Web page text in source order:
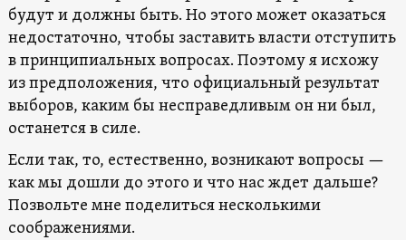
будут и должны быть. Но этого может оказаться
недостаточно, чтобы заставить власти отступить
в принципиальных вопросах. Поэтому я исхожу
из предположения, что официальный результат
выборов, каким бы несправедливым он ни был,
останется в силе.
Если так, то, естественно, возникают вопросы —
как мы дошли до этого и что нас ждет дальше?
Позвольте мне поделиться несколькими
соображениями.